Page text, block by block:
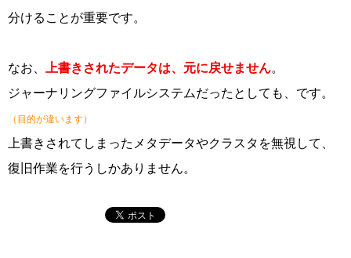
分けることが重要です。
なお、 上書きされたデータは、元に戻せません。
ジャーナリングファイルシステムだったとしても、です。
（目的が違います）
上書きされてしまったメタデータやクラスタを無視して、
復旧作業を行うしかありません。